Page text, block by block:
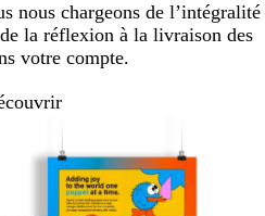
nous chargeons de l’intégralité
la réflexion à la livraison des
votre compte.